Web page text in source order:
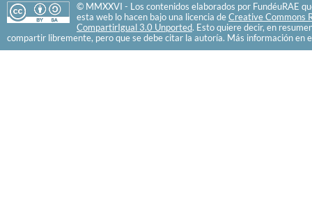
© MMXXVI - Los contenidos elaborados por FundéuRAE
esta web lo hacen bajo una licencia de Creative Commons
CompartirIgual 3.0 Unported. Esto quiere decir, en
compartir libremente, pero que se debe citar la autoría. Más información en